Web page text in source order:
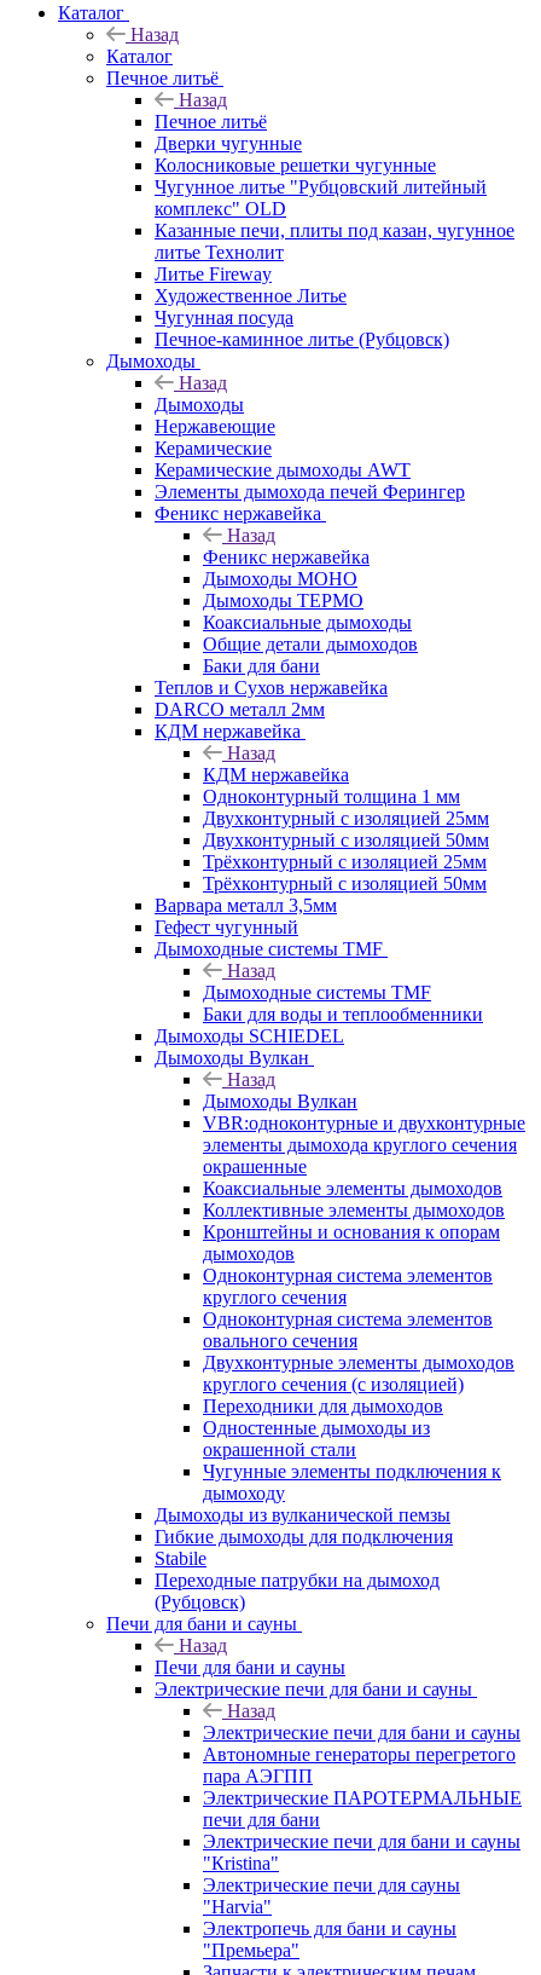
Каталог
Назад
Каталог
Печное литьё
Назад
Печное литьё
Дверки чугунные
Колосниковые решетки чугунные
Чугунное литье "Рубцовский литейный
комплекс" OLD
Казанные печи, плиты под казан, чугунное
литье Технолит
Литье Fireway
Художественное Литье
Чугунная посуда
Печное-каминное литье (Рубцовск)
Дымоходы
Назад
Дымоходы
Нержавеющие
Керамические
Керамические дымоходы AWT
Элементы дымохода печей Ферингер
Феникс нержавейка
Назад
Феникс нержавейка
Дымоходы МОНО
Дымоходы ТЕРМО
Коаксиальные дымоходы
Общие детали дымоходов
Баки для бани
Теплов и Сухов нержавейка
DARCO металл 2мм
КДМ нержавейка
Назад
КДМ нержавейка
Одноконтурный толщина 1 мм
Двухконтурный с изоляцией 25мм
Двухконтурный с изоляцией 50мм
Трёхконтурный с изоляцией 25мм
Трёхконтурный с изоляцией 50мм
Варвара металл 3,5мм
Гефест чугунный
Дымоходные системы TMF
Назад
Дымоходные системы TMF
Баки для воды и теплообменники
Дымоходы SCHIEDEL
Дымоходы Вулкан
Назад
Дымоходы Вулкан
VBR:одноконтурные и двухконтурные
элементы дымохода круглого сечения
окрашенные
Коаксиальные элементы дымоходов
Коллективные элементы дымоходов
Кронштейны и основания к опорам
дымоходов
Одноконтурная система элементов
круглого сечения
Одноконтурная система элементов
овального сечения
Двухконтурные элементы дымоходов
круглого сечения (с изоляцией)
Переходники для дымоходов
Одностенные дымоходы из
окрашенной стали
Чугунные элементы подключения к
дымоходу
Дымоходы из вулканической пемзы
Гибкие дымоходы для подключения
Stabile
Переходные патрубки на дымоход
(Рубцовск)
Печи для бани и сауны
Назад
Печи для бани и сауны
Электрические печи для бани и сауны
Назад
Электрические печи для бани и сауны
Автономные генераторы перегретого
пара АЭГПП
Электрические ПАРОТЕРМАЛЬНЫЕ
печи для бани
Электрические печи для бани и сауны
"Кristina"
Электрические печи для сауны
"Harvia"
Электропечь для бани и сауны
"Премьера"